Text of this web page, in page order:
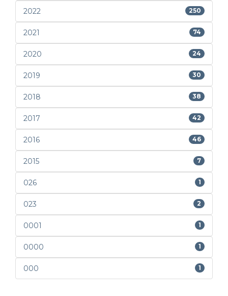
2022 250
2021 74
2020 24
2019 30
2018 38
2017 42
2016 46
2015 7
026 1
023 2
0001 1
0000 1
000 1